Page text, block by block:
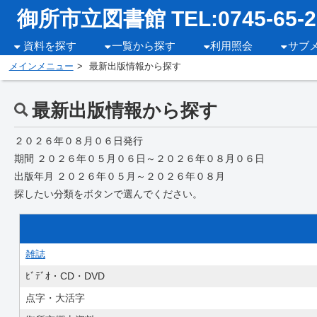
御所市立図書館 TEL:0745-65-
資料を探す 一覧から探す 利用照会 サブ
メインメニュー 最新出版情報から探す
最新出版情報から探す
２０２６年０８月０６日発行
期間 ２０２６年０５月０６日～２０２６年０８月０６日
出版年月 ２０２６年０５月～２０２６年０８月
探したい分類をボタンで選んでください。
雑誌
ﾋﾞﾃﾞｵ・CD・DVD
点字・大活字